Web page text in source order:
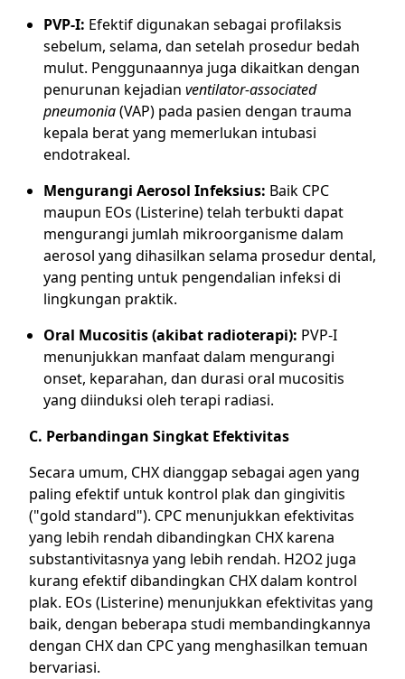
PVP-I: Efektif digunakan sebagai profilaksis
sebelum, selama, dan setelah prosedur bedah
mulut. Penggunaannya juga dikaitkan dengan
penurunan kejadian ventilator-associated
pneumonia(VAP) pada pasien dengan trauma
kepala berat yang memerlukan intubasi
endotrakeal.
Mengurangi Aerosol Infeksius: Baik CPC
maupun EOs (Listerine) telah terbukti dapat
mengurangi jumlah mikroorganisme dalam
aerosol yang dihasilkan selama prosedur dental,
yang penting untuk pengendalian infeksi di
lingkungan praktik.
Oral Mucositis (akibat radioterapi): PVP-I
menunjukkan manfaat dalam mengurangi
onset, keparahan, dan durasi oral mucositis
yang diinduksi oleh terapi radiasi.
C. Perbandingan Singkat Efektivitas
Secara umum, CHX dianggap sebagai agen yang
paling efektif untuk kontrol plak dan gingivitis
("gold standard"). CPC menunjukkan efektivitas
yang lebih rendah dibandingkan CHX karena
substantivitasnya yang lebih rendah. H2O2 juga
kurang efektif dibandingkan CHX dalam kontrol
plak. EOs (Listerine) menunjukkan efektivitas yang
baik, dengan beberapa studi membandingkannya
dengan CHX dan CPC yang menghasilkan temuan
bervariasi.